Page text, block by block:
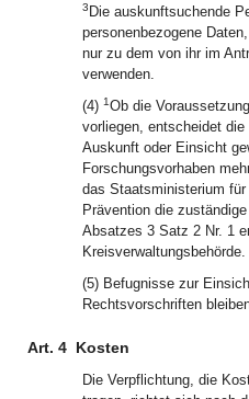
3 Die auskunftsuchende
personenbezogene
nur zu dem von ihr im
verwenden.
(4) 1Ob die
vorliegen, entscheidet
Auskunft oder Einsicht
Forschungsvorhaben
das Staatsministerium
Prävention die
Absatzes 3 Satz 2 Nr. 1
Kreisverwaltungsbehörde.
(5) Befugnisse zur
Rechtsvorschriften
Art. 4 Kosten
Die Verpflichtung, die